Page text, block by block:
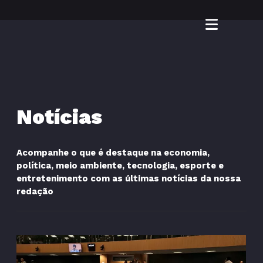
Notícias
Acompanhe o que é destaque na economia,
política, meio ambiente, tecnologia, esporte e
entretenimento com as últimas notícias da nossa
redação